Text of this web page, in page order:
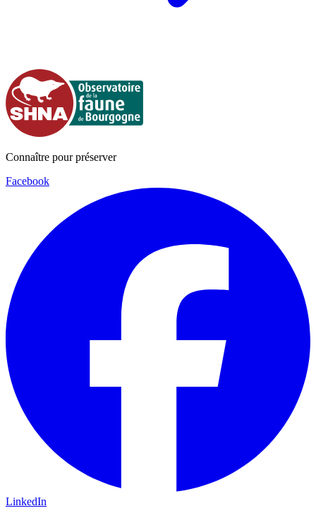
Connaître pour préserver
Facebook
LinkedIn